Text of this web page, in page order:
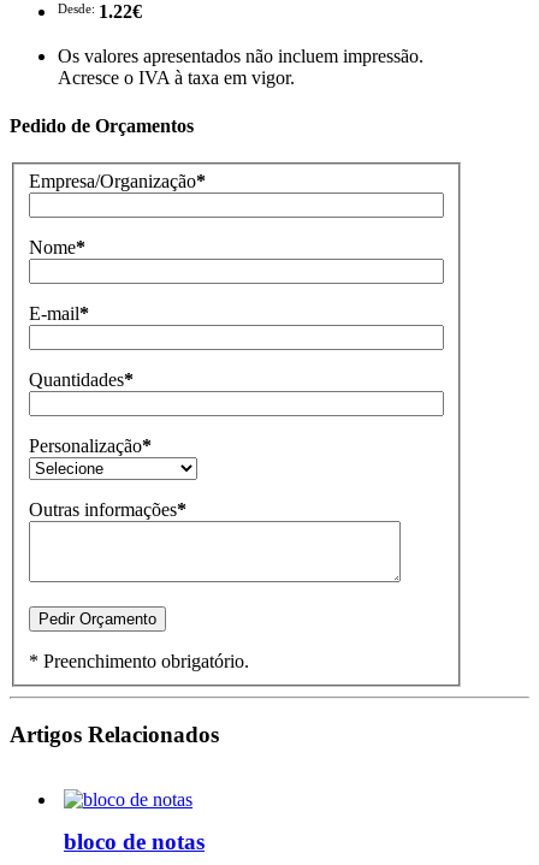
Desde: 1.22€
Os valores apresentados não incluem impressão.
Acresce o IVA à taxa em vigor.
Pedido de Orçamentos
Empresa/Organização*
Nome*
E-mail*
Quantidades*
Personalização*
Outras informações*
* Preenchimento obrigatório.
Artigos Relacionados
bloco de notas